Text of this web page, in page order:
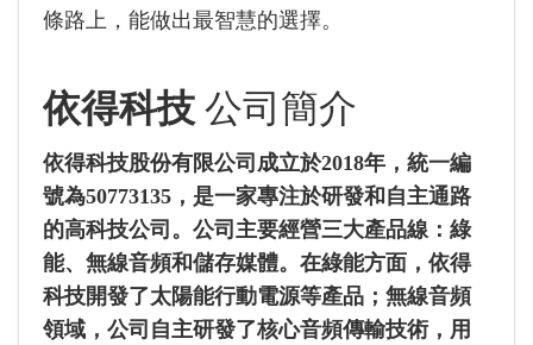
條路上，能做出最智慧的選擇。
依得科技 公司簡介
依得科技股份有限公司成立於2018年，統一編
號為50773135，是一家專注於研發和自主通路
的高科技公司。公司主要經營三大產品線：綠
能、無線音頻和儲存媒體。在綠能方面，依得
科技開發了太陽能行動電源等產品；無線音頻
領域，公司自主研發了核心音頻傳輸技術，用